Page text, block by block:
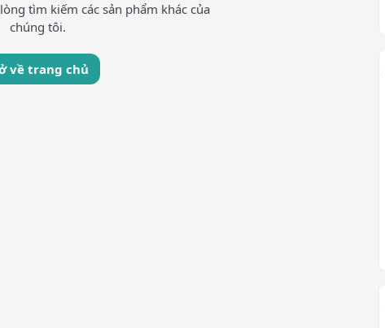
tìm kiếm các sản phẩm khác của
chúng tôi.
về trang chủ